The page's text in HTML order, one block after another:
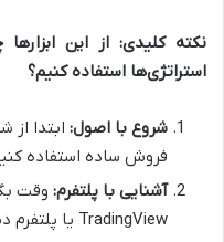
نکته کلیدی: از این
استراتژی‌ها استفاده کنیم؟
شروع با اصول: ابتدا از
فروش ساده استفاده
آشنایی با پلتفرم: وقت
TradingView یا پلتفرم دمو بروکر خود آشنا شوید.